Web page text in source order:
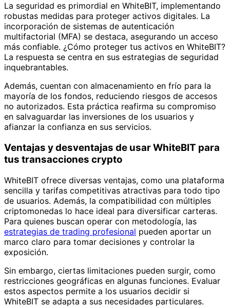
La seguridad es primordial en WhiteBIT, implementando
robustas medidas para proteger activos digitales. La
incorporación de sistemas de autenticación
multifactorial (MFA) se destaca, asegurando un acceso
más confiable. ¿Cómo proteger tus activos en WhiteBIT?
La respuesta se centra en sus estrategias de seguridad
inquebrantables.
Además, cuentan con almacenamiento en frío para la
mayoría de los fondos, reduciendo riesgos de accesos
no autorizados. Esta práctica reafirma su compromiso
en salvaguardar las inversiones de los usuarios y
afianzar la confianza en sus servicios.
Ventajas y desventajas de usar WhiteBIT para
tus transacciones crypto
WhiteBIT ofrece diversas ventajas, como una plataforma
sencilla y tarifas competitivas atractivas para todo tipo
de usuarios. Además, la compatibilidad con múltiples
criptomonedas lo hace ideal para diversificar carteras.
Para quienes buscan operar con metodología, las
estrategias de trading profesional pueden aportar un
marco claro para tomar decisiones y controlar la
exposición.
Sin embargo, ciertas limitaciones pueden surgir, como
restricciones geográficas en algunas funciones. Evaluar
estos aspectos permite a los usuarios decidir si
WhiteBIT se adapta a sus necesidades particulares.